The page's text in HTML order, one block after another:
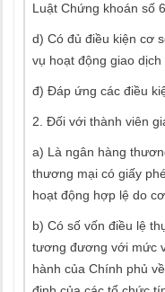
Luật Chứng khoán số
d) Có đủ điều kiện cơ
vụ hoạt động giao dịch
đ) Đáp ứng các điều
2. Đối với thành viên
a) Là ngân hàng
thương mại có giấy
hoạt động hợp lệ do
b) Có số vốn điều lệ
tương đương với mức
hành của Chính phủ